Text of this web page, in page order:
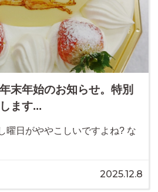
末年始のお知らせ。特別
ます...
曜日がややこしいですよね? な
2025.12.8